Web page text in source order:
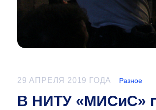
29 АПРЕЛЯ 2019 ГОДА Разное
В НИТУ «МИСиС»